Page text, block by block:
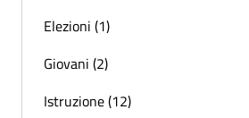
Elezioni (1)
Giovani (2)
Istruzione (12)